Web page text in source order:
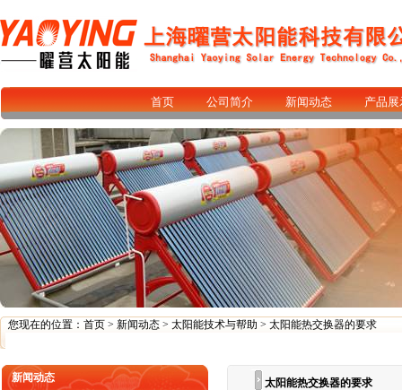
首页 公司简介 新闻动态 产品展
您现在的位置： 首页 > 新闻动态 > 太阳能技术与帮助 > 太阳能热交换器的要求
新闻动态 太阳能热交换器的要求